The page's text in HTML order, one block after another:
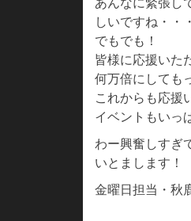
しいですね・・・
でもでも！
皆様に応援いた
何万倍にしても
これからも応
イベントもいっ
わー興奮しすぎ
いとまします！
金曜日担当・秋